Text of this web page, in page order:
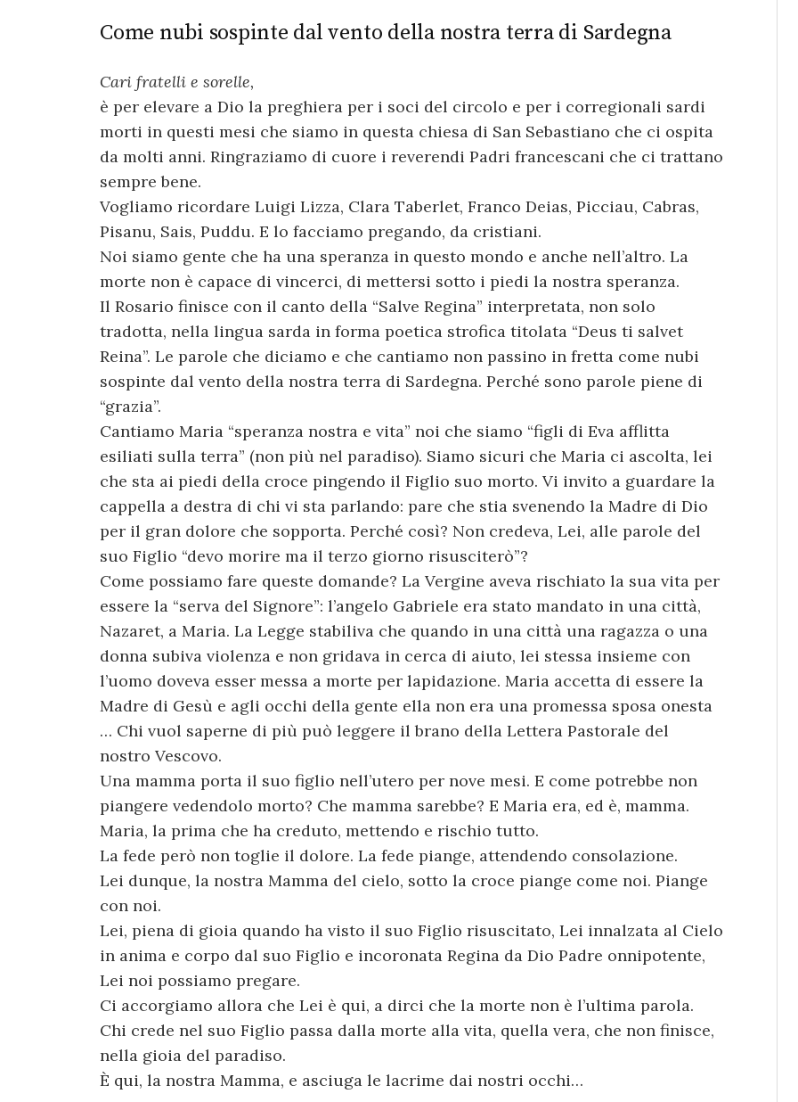
Come nubi sospinte dal vento della nostra terra di Sardegna
Cari fratelli e sorelle,
è per elevare a Dio la preghiera per i soci del circolo e per i corregionali sardi
morti in questi mesi che siamo in questa chiesa di San Sebastiano che ci ospita
da molti anni. Ringraziamo di cuore i reverendi Padri francescani che ci trattano
sempre bene.
Vogliamo ricordare Luigi Lizza, Clara Taberlet, Franco Deias, Picciau, Cabras,
Pisanu, Sais, Puddu. E lo facciamo pregando, da cristiani.
Noi siamo gente che ha una speranza in questo mondo e anche nell’altro. La
morte non è capace di vincerci, di mettersi sotto i piedi la nostra speranza.
Il Rosario finisce con il canto della “Salve Regina” interpretata, non solo
tradotta, nella lingua sarda in forma poetica strofica titolata “Deus ti salvet
Reina”. Le parole che diciamo e che cantiamo non passino in fretta come nubi
sospinte dal vento della nostra terra di Sardegna. Perché sono parole piene di
“grazia”.
Cantiamo Maria “speranza nostra e vita” noi che siamo “figli di Eva afflitta
esiliati sulla terra” (non più nel paradiso). Siamo sicuri che Maria ci ascolta, lei
che sta ai piedi della croce pingendo il Figlio suo morto. Vi invito a guardare la
cappella a destra di chi vi sta parlando: pare che stia svenendo la Madre di Dio
per il gran dolore che sopporta. Perché così? Non credeva, Lei, alle parole del
suo Figlio “devo morire ma il terzo giorno risusciterò”?
Come possiamo fare queste domande? La Vergine aveva rischiato la sua vita per
essere la “serva del Signore”: l’angelo Gabriele era stato mandato in una città,
Nazaret, a Maria. La Legge stabiliva che quando in una città una ragazza o una
donna subiva violenza e non gridava in cerca di aiuto, lei stessa insieme con
l’uomo doveva esser messa a morte per lapidazione. Maria accetta di essere la
Madre di Gesù e agli occhi della gente ella non era una promessa sposa onesta
… Chi vuol saperne di più può leggere il brano della Lettera Pastorale del
nostro Vescovo.
Una mamma porta il suo figlio nell’utero per nove mesi. E come potrebbe non
piangere vedendolo morto? Che mamma sarebbe? E Maria era, ed è, mamma.
Maria, la prima che ha creduto, mettendo e rischio tutto.
La fede però non toglie il dolore. La fede piange, attendendo consolazione.
Lei dunque, la nostra Mamma del cielo, sotto la croce piange come noi. Piange
con noi.
Lei, piena di gioia quando ha visto il suo Figlio risuscitato, Lei innalzata al Cielo
in anima e corpo dal suo Figlio e incoronata Regina da Dio Padre onnipotente,
Lei noi possiamo pregare.
Ci accorgiamo allora che Lei è qui, a dirci che la morte non è l’ultima parola.
Chi crede nel suo Figlio passa dalla morte alla vita, quella vera, che non finisce,
nella gioia del paradiso.
È qui, la nostra Mamma, e asciuga le lacrime dai nostri occhi…